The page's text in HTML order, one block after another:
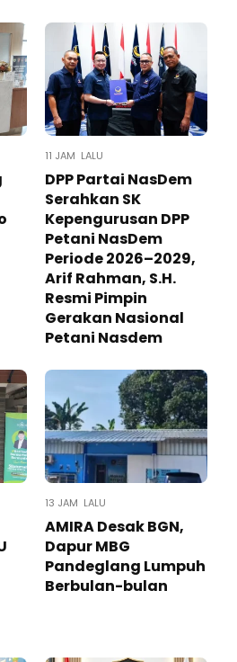
11 JAM LALU
DPP Partai NasDem
Serahkan SK
Kepengurusan DPP
Petani NasDem
Periode 2026–2029,
Arif Rahman, S.H.
Resmi Pimpin
Gerakan Nasional
Petani Nasdem
13 JAM LALU
AMIRA Desak BGN,
Dapur MBG
Pandeglang Lumpuh
Berbulan-bulan